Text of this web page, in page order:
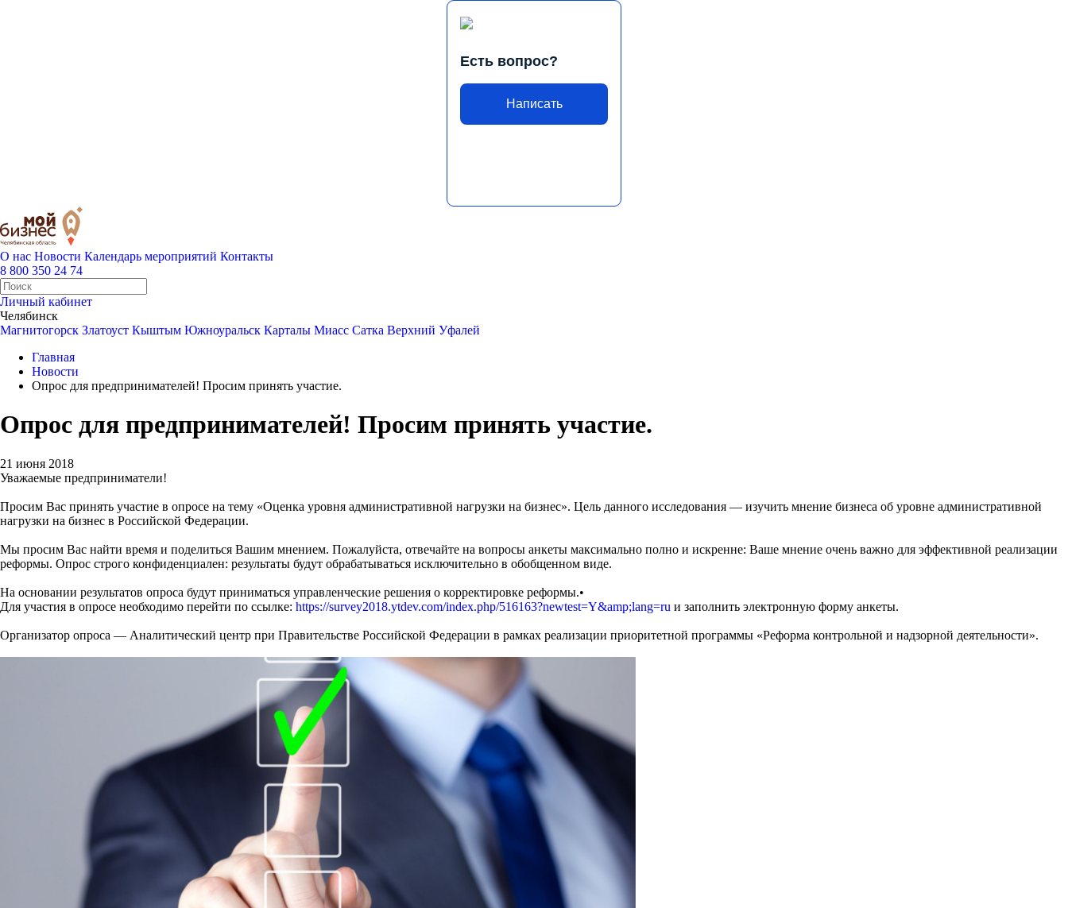
Есть вопрос?
Написать
О нас Новости Календарь мероприятий Контакты
8 800 350 24 74
Личный кабинет
Челябинск
Магнитогорск Златоуст Кыштым Южноуральск Карталы Миасс Сатка Верхний Уфалей
Главная
Новости
Опрос для предпринимателей! Просим принять участие.
Опрос для предпринимателей! Просим принять участие.
21 июня 2018
Уважаемые предприниматели!
Просим Вас принять участие в опросе на тему «Оценка уровня административной нагрузки на бизнес». Цель данного исследования — изучить мнение бизнеса об уровне административной
нагрузки на бизнес в Российской Федерации.
Мы просим Вас найти время и поделиться Вашим мнением. Пожалуйста, отвечайте на вопросы анкеты максимально полно и искренне: Ваше мнение очень важно для эффективной реализации
реформы. Опрос строго конфиденциален: результаты будут обрабатываться исключительно в обобщенном виде.
На основании результатов опроса будут приниматься управленческие решения о корректировке реформы.•
Для участия в опросе необходимо перейти по ссылке: https://survey2018.ytdev.com/index.php/516163?newtest=Y&amp;lang=ru и заполнить электронную форму анкеты.
Организатор опроса — Аналитический центр при Правительстве Российской Федерации в рамках реализации приоритетной программы «Реформа контрольной и надзорной деятельности».